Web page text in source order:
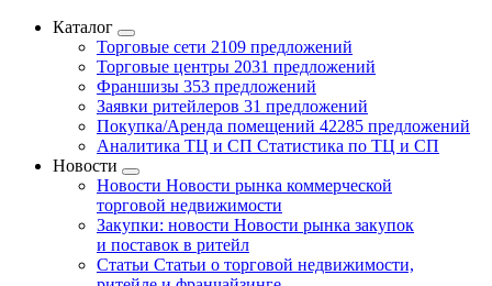
Каталог
Торговые сети 2109 предложений
Торговые центры 2031 предложений
Франшизы 353 предложений
Заявки ритейлеров 31 предложений
Покупка/Аренда помещений 42285 предложений
Аналитика ТЦ и СП Статистика по ТЦ и СП
Новости
Новости Новости рынка коммерческой
торговой недвижимости
Закупки: новости Новости рынка закупок
и поставок в ритейл
Статьи Статьи о торговой недвижимости,